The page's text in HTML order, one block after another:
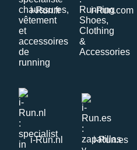
i-Run.fr i-Run.com
i-Run.nl i-Run.es